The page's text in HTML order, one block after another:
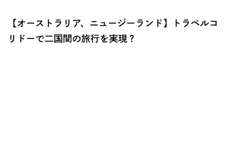
【オーストラリア、ニュージーランド】トラベルコ
リドーで二国間の旅行を実現？